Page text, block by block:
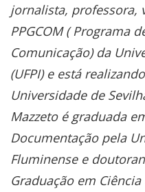
jornalista, professora,
PPGCOM ( Programa
Comunicação) da
(UFPI) e está
Universidade de
Mazzeto é graduada
Documentação pela
Fluminense e
Graduação em